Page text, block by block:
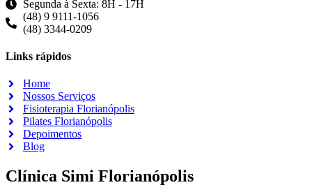
Segunda à Sexta: 8H - 17H
(48) 9 9111-1056
(48) 3344-0209
Links rápidos
Home
Nossos Serviços
Fisioterapia Florianópolis
Pilates Florianópolis
Depoimentos
Blog
Clínica Simi Florianópolis